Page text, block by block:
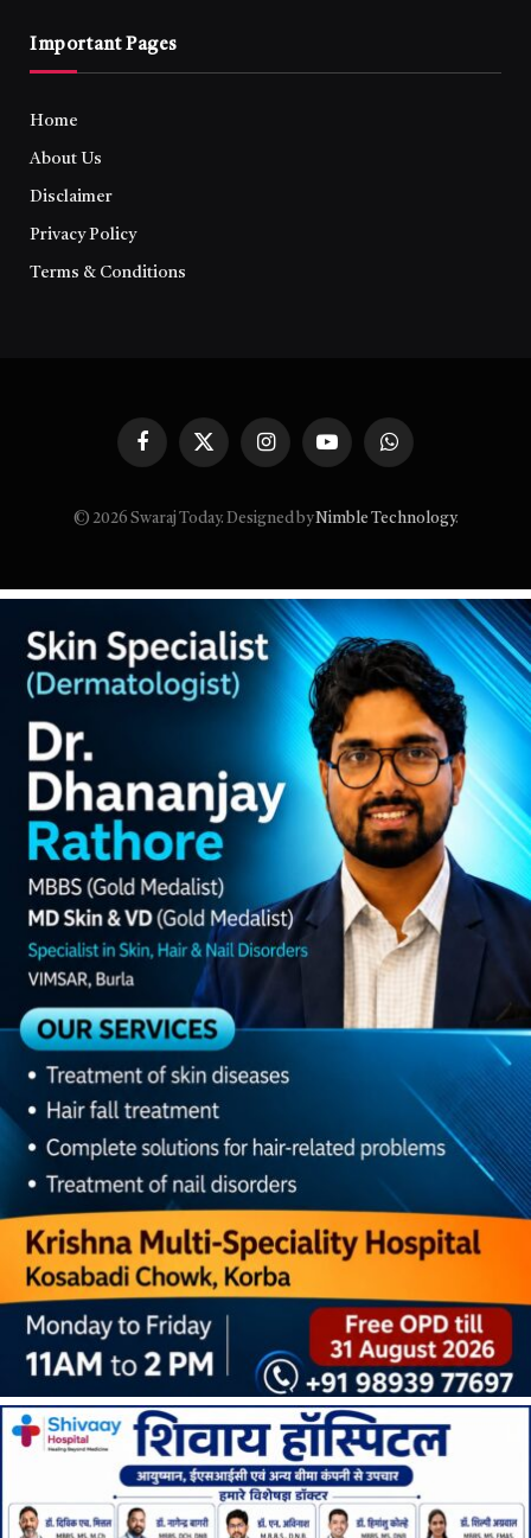
Important Pages
Home
About Us
Disclaimer
Privacy Policy
Terms & Conditions
FacebookX
InstagramYouTubeWhatsApp
© 2026 Swaraj Today. Designed byNimble Technology.